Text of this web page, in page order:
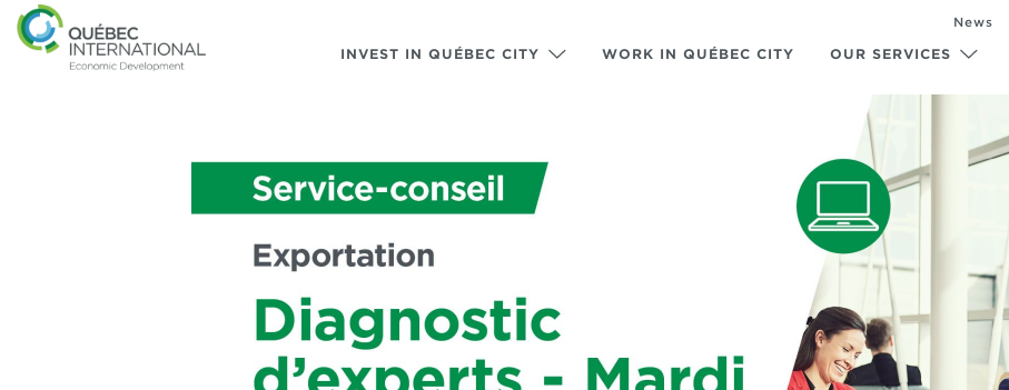
INVEST IN QUÉBEC CITY WORK IN QUÉBEC CITY OUR SERVICES
News